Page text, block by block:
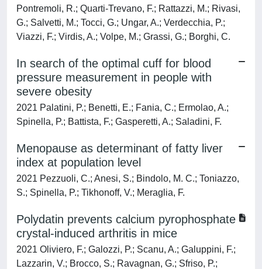
Pontremoli, R.; Quarti-Trevano, F.; Rattazzi, M.; Rivasi,
G.; Salvetti, M.; Tocci, G.; Ungar, A.; Verdecchia, P.;
Viazzi, F.; Virdis, A.; Volpe, M.; Grassi, G.; Borghi, C.
In search of the optimal cuff for blood
pressure measurement in people with
severe obesity
2021 Palatini, P.; Benetti, E.; Fania, C.; Ermolao, A.;
Spinella, P.; Battista, F.; Gasperetti, A.; Saladini, F.
Menopause as determinant of fatty liver
index at population level
2021 Pezzuoli, C.; Anesi, S.; Bindolo, M. C.; Toniazzo,
S.; Spinella, P.; Tikhonoff, V.; Meraglia, F.
Polydatin prevents calcium pyrophosphate
crystal-induced arthritis in mice
2021 Oliviero, F.; Galozzi, P.; Scanu, A.; Galuppini, F.;
Lazzarin, V.; Brocco, S.; Ravagnan, G.; Sfriso, P.;